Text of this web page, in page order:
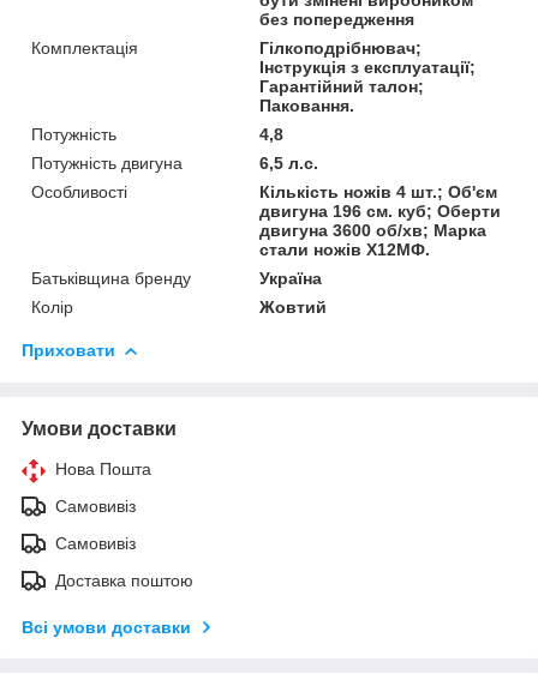
без попередження
Комплектація
Гілкоподрібнювач;
Інструкція з експлуатації;
Гарантійний талон;
Паковання.
Потужність
4,8
Потужність двигуна
6,5 л.с.
Особливості
Кількість ножів 4 шт.; Об'єм
двигуна 196 см. куб; Оберти
двигуна 3600 об/хв; Марка
стали ножів Х12МФ.
Батьківщина бренду
Україна
Колір
Жовтий
Приховати
Умови доставки
Нова Пошта
Самовивіз
Самовивіз
Доставка поштою
Всі умови доставки